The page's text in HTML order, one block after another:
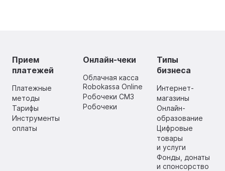
Прием
платежей
Платежные
методы
Тарифы
Инструменты
оплаты
Онлайн-чеки
Облачная касса
Robokassa Online
Робочеки СМЗ
Робочеки
Типы
бизнеса
Интернет-
магазины
Онлайн-
образование
Цифровые
товары
и услуги
Фонды, донаты
и спонсорство